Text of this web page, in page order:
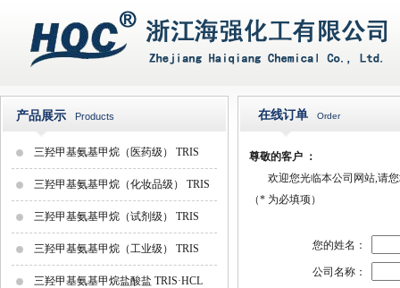
产品展示 Products
三羟甲基氨基甲烷（医药级） TRIS
三羟甲基氨基甲烷（化妆品级） TRIS
三羟甲基氨基甲烷（试剂级） TRIS
三羟甲基氨基甲烷（工业级） TRIS
三羟甲基氨基甲烷盐酸盐 TRIS·HCL
在线订单 Order
尊敬的客户 ：
欢迎您光临本公司网站,请您
（* 为必填项）
您的姓名：
公司名称：